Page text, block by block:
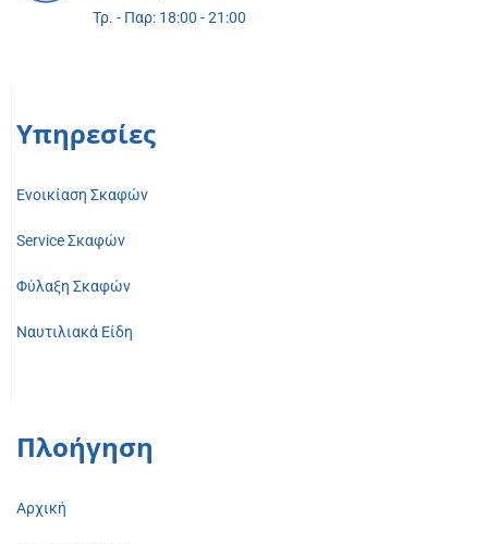
Τρ. - Παρ: 18:00 - 21:00
Υπηρεσίες
Ενοικίαση Σκαφών
Service Σκαφών
Φύλαξη Σκαφών
Ναυτιλιακά Είδη
Πλοήγηση
Αρχική